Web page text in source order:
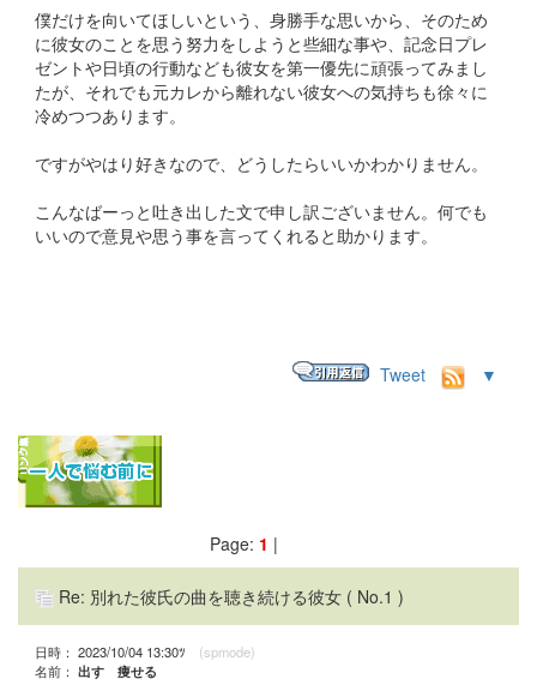
僕だけを向いてほしいという、身勝手な思いから、そのため
に彼女のことを思う努力をしようと些細な事や、記念日プレ
ゼントや日頃の行動なども彼女を第一優先に頑張ってみまし
たが、それでも元カレから離れない彼女への気持ちも徐々に
冷めつつあります。
ですがやはり好きなので、どうしたらいいかわかりません。
こんなばーっと吐き出した文で申し訳ございません。何でも
いいので意見や思う事を言ってくれると助かります。
Tweet ▼
Page: 1 |
Re: 別れた彼氏の曲を聴き続ける彼女 ( No.1 )
日時： 2023/10/04 13:30ﾂ (spmode)
名前： 出す 痩せる